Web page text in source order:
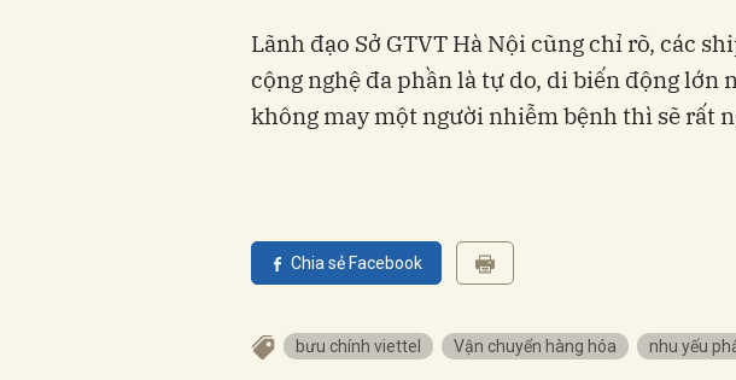
Lãnh đạo Sở GTVT Hà Nội cũng chỉ rõ, các
cộng nghệ đa phần là tự do, di biến động lớn
không may một người nhiễm bệnh thì sẽ rất
Chia sẻ Facebook
bưu chính viettel Vận chuyển hàng hóa nhu yếu